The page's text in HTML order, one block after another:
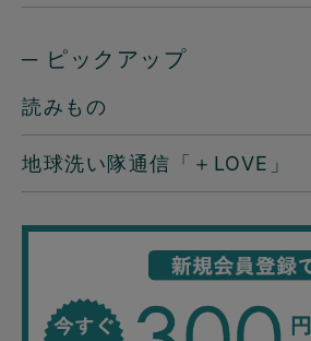
─ ピックアップ
読みもの
地球洗い隊通信「＋LOVE」